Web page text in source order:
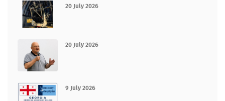
20 July 2026
20 July 2026
9 July 2026